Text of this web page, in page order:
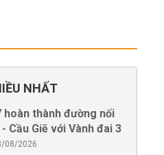
NHẤT
hoàn thành đường nối
Cầu Giẽ với Vành đai 3
08/2026